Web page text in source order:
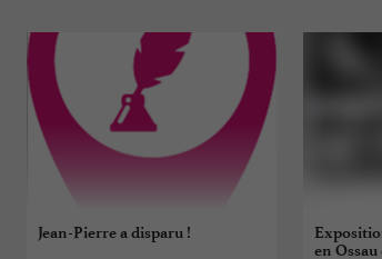
Jean-Pierre a disparu !
en Ossau